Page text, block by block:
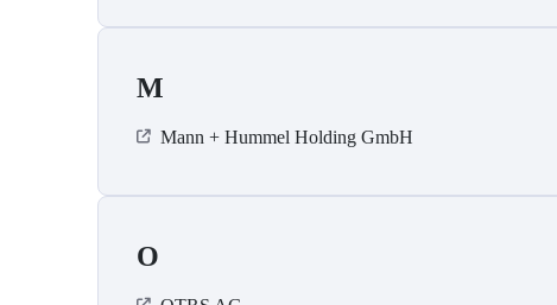
M
Mann + Hummel Holding GmbH
O